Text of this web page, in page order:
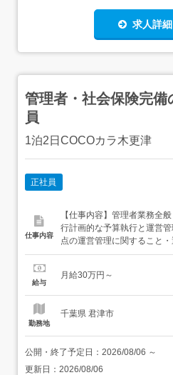
求人詳
管理者・社会保険完備
員
1泊2日COCOカラ木更津
正社員
仕事内容
【仕事内容】管理者業務全
行計画的な予算執行と運営
点の運営管理に関すること
定着化・職員の採用・勤怠
待防止や人権擁護に関する
給与
月給30万円～
勤務地
千葉県 君津市
公開・終了予定日： 2026/08/06 ～
更新日： 2026/08/06